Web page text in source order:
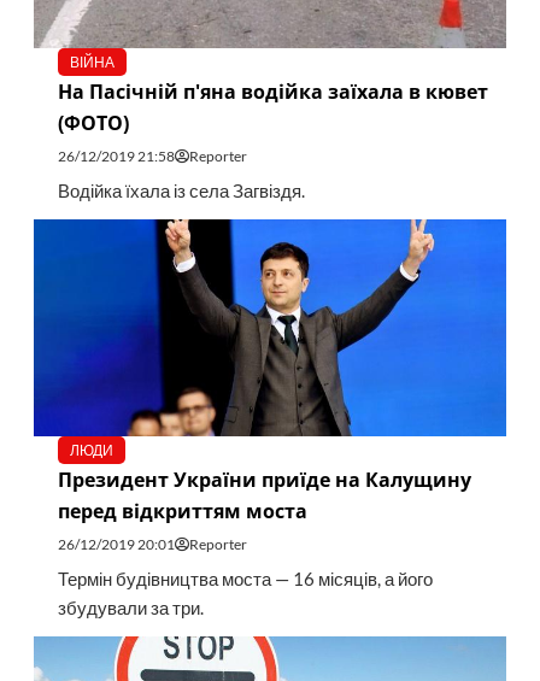
ВІЙНА
На Пасічній п'яна водійка заїхала в кювет
(ФОТО)
26/12/2019 21:58 Reporter
Водійка їхала із села Загвіздя.
ЛЮДИ
Президент України приїде на Калущину
перед відкриттям моста
26/12/2019 20:01 Reporter
Термін будівництва моста — 16 місяців, а його
збудували за три.